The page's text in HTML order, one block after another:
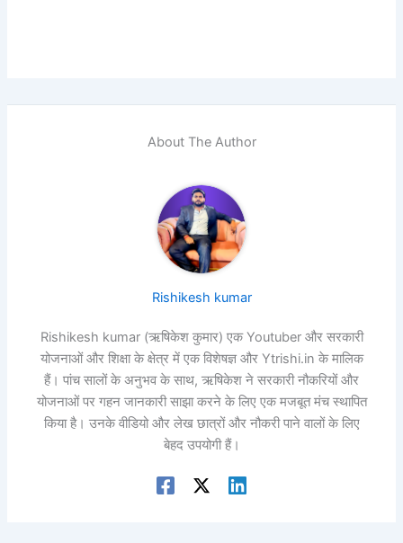
About The Author
Rishikesh kumar
Rishikesh kumar (ऋषिकेश कुमार) एक Youtuber और सरकारी
योजनाओं और शिक्षा के क्षेत्र में एक विशेषज्ञ और Ytrishi.in के मालिक
हैं। पांच सालों के अनुभव के साथ, ऋषिकेश ने सरकारी नौकरियों और
योजनाओं पर गहन जानकारी साझा करने के लिए एक मजबूत मंच स्थापित
किया है। उनके वीडियो और लेख छात्रों और नौकरी पाने वालों के लिए
बेहद उपयोगी हैं।